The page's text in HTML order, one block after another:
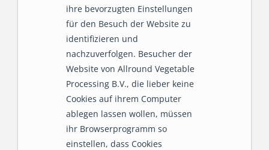
ihre bevorzugten Einstellungen
für den Besuch der Website zu
identifizieren und
nachzuverfolgen. Besucher der
Website von Allround Vegetable
Processing B.V., die lieber keine
Cookies auf ihrem Computer
ablegen lassen wollen, müssen
ihr Browserprogramm so
einstellen, dass Cookies